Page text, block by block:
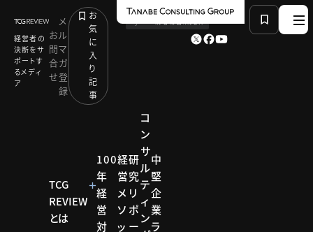
経営者の
決断をサ
ポートす
るメディ
ア
お
問
合
せ
メ
ル
マ
ガ
登
録
お
気
に
入
り
記
事
TCG
REVIEW
とは
100
年
経
営
対
経
営
メ
ソ
ッ
研
究
リ
ポ
ー
コ
ン
サ
ル
テ
ィ
ン
中
堅
企
業
ラ
100年経営対談
ブランドを磨き感動を創造。変化と成長を続ける100
年企業
100年経営